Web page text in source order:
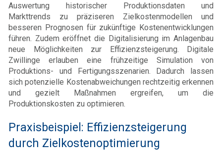
Auswertung historischer Produktionsdaten und
Markttrends zu präziseren Zielkostenmodellen und
besseren Prognosen für zukünftige Kostenentwicklungen
führen. Zudem eröffnet die Digitalisierung im Anlagenbau
neue Möglichkeiten zur Effizienzsteigerung. Digitale
Zwillinge erlauben eine frühzeitige Simulation von
Produktions- und Fertigungsszenarien. Dadurch lassen
sich potenzielle Kostenabweichungen rechtzeitig erkennen
und gezielt Maßnahmen ergreifen, um die
Produktionskosten zu optimieren.
Praxisbeispiel: Effizienzsteigerung
durch Zielkostenoptimierung